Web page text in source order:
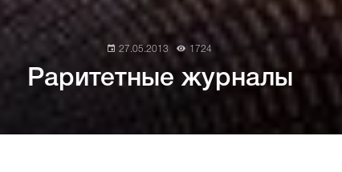
27.05.2013 1724
Раритетные журналы